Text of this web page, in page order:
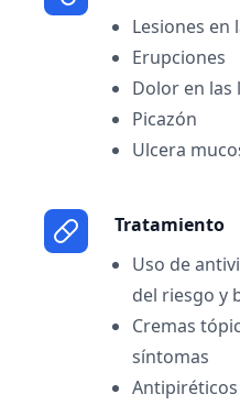
Lesiones en
Erupciones
Dolor en las
Picazón
Ulcera
Tratamiento
Uso de
del riesgo y
Cremas
síntomas